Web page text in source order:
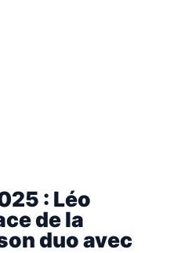
: Léo
de la
duo avec